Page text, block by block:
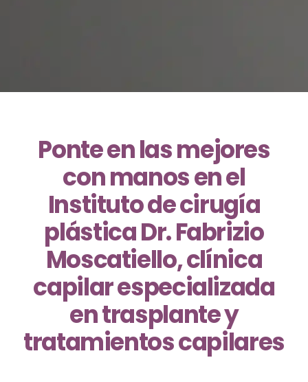
Ponte en las mejores
con manos en el
Instituto de cirugía
plástica Dr. Fabrizio
Moscatiello, clínica
capilar especializada
en trasplante y
tratamientos capilares